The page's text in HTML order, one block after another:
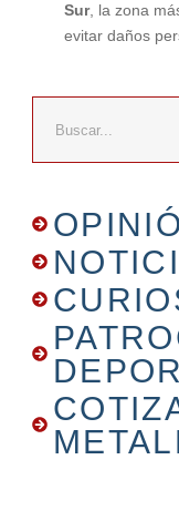
Sur, la zona
evitar daños